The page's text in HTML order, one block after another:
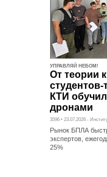
УПРАВЛЯЙ НЕБОМ!
От теории
студентов-
КТИ
дронами
3596 • 23.07.2026 -
Рынок БПЛА
экспертов,
25%